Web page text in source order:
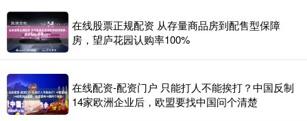
在线股票正规配资 从存量商品房到配售型保障
房，望庐花园认购率100%
在线配资-配资门户 只能打人不能挨打？中国反制
14家欧洲企业后，欧盟要找中国问个清楚